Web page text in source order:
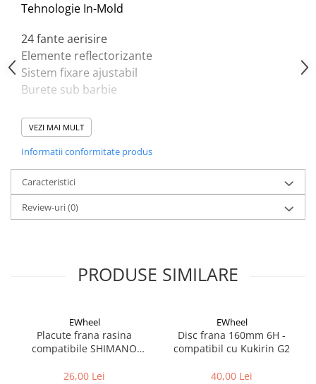
Lant bicicleta
Urechi cadru bicicleta
Mansoane si ghidolina
Ghidoane bicicleta
Pipe ghidon
Pedale bicicleta
Cabluri si camasi
Frana bicicleta
Saboti frana bicicleta
Adaptoare frana bicicleta
Frane pe janta
Accesorii frane bicicleta
Roti bicicleta
Tehnologie In-Mold
24 fante aerisire
Elemente reflectorizante
Sistem fixare ajustabil
Burete sub barbie
Greutate 240 grame
Certificata CE
VEZI MAI MULT
Informatii conformitate produs
Caracteristici
Review-uri(0)
PRODUSE SIMILARE
EWheel
Placute frana rasina
compatibile SHIMANO
G2/G4 2025)
26,00 Lei
EWheel
Disc frana 160mm 6H -
compatibil cu Kukirin G2
40,00 Lei